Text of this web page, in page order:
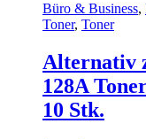
Büro & Business,
Toner, Toner
Alternativ
128A
10 Stk.